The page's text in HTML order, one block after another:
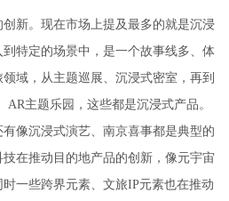
新。现在市场上提及最多的就是沉浸
特定的场景中，是一个故事线多、体
域，从主题巡展、沉浸式密室，再到
主题乐园，这些都是沉浸式产品。
像沉浸式演艺、南京喜事都是典型的
在推动目的地产品的创新，像元宇宙
一些跨界元素、文旅IP元素也在推动